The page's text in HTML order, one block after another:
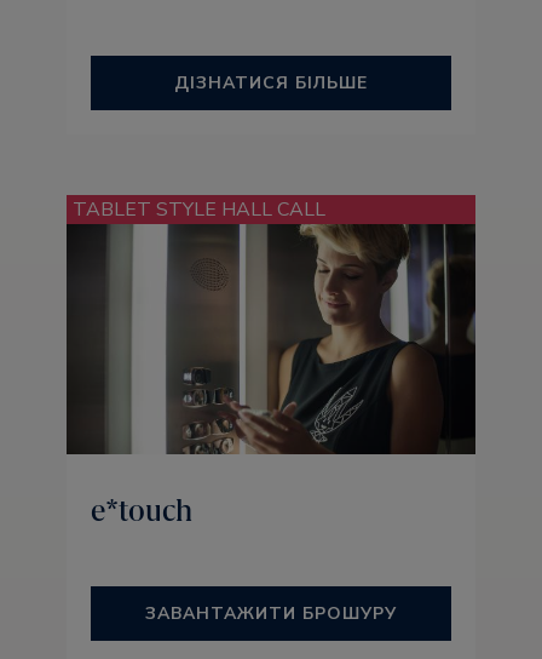
ДІЗНАТИСЯ БІЛЬШЕ
TABLET STYLE HALL CALL
e*touch
ЗАВАНТАЖИТИ БРОШУРУ